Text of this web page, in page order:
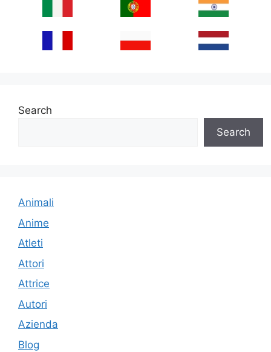
Search
Search
Animali
Anime
Atleti
Attori
Attrice
Autori
Azienda
Blog